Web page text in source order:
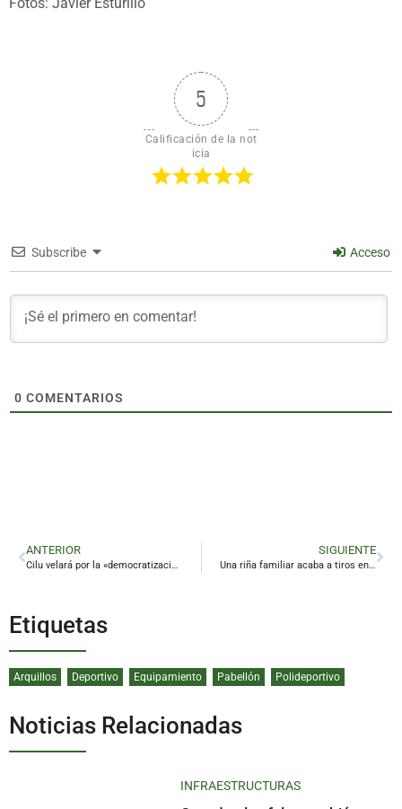
5
Calificación de la not
icia
Subscribe Acceso
0 COMENTARIOS
ANTERIOR
Cilu velará por la «democratización» del Ayuntamiento de Linares desde la oposición
SIGUIENTE
Una riña familiar acaba a tiros en Linares
Etiquetas
Arquillos Deportivo Equipamiento Pabellón Polideportivo
Noticias Relacionadas
INFRAESTRUCTURAS